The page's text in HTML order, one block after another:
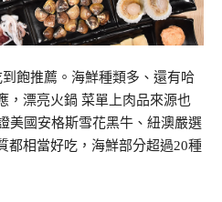
飽推薦。海鮮種類多、還有哈
，漂亮火鍋 菜單上肉品來源也
美國安格斯雪花黑牛、紐澳嚴選
都相當好吃，海鮮部分超過20種